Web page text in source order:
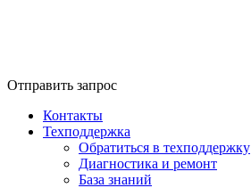
Отправить запрос
Контакты
Техподдержка
Обратиться в техподдержку
Диагностика и ремонт
База знаний